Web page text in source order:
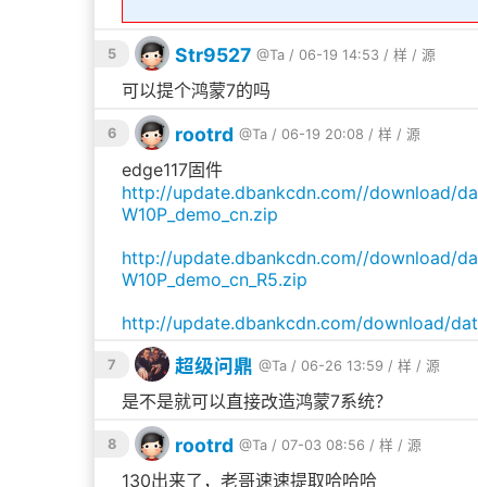
5 Str9527 @Ta / 06-19 14:53 / 样 / 源
可以提个鸿蒙7的吗
6 rootrd @Ta / 06-19 20:08 / 样 / 源
edge117固件
http://update.dbankcdn.com//download/
W10P_demo_cn.zip
http://update.dbankcdn.com//download/
W10P_demo_cn_R5.zip
http://update.dbankcdn.com/download/
7 超级问鼎 @Ta / 06-26 13:59 / 样 / 源
是不是就可以直接改造鸿蒙7系统？
8 rootrd @Ta / 07-03 08:56 / 样 / 源
130出来了，老哥速速提取哈哈哈😂